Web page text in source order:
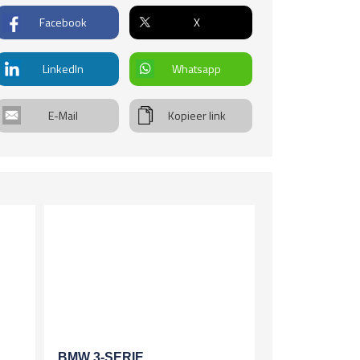
verstelbare spiegels, verwarmd
stuur
stuur
velgen 17 inch
geremd
Facebook X
LinkedIn Whatsapp
E-Mail Kopieer link
BMW 3-SERIE